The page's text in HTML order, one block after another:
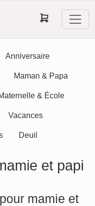
Anniversaire
Maman & Papa
& École
Vacances
Deuil
et papi
mamie et